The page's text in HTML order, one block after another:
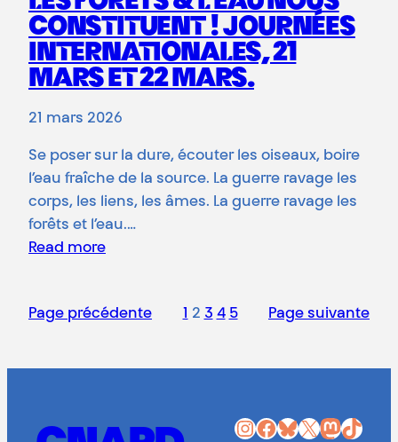
CONSTITUENT ! JOURNÉES
INTERNATIONALES, 21
MARS ET 22 MARS.
21 mars 2026
Se poser sur la dure, écouter les oiseaux, boire
l’eau fraîche de la source. La guerre ravage les
corps, les liens, les âmes. La guerre ravage les
forêts et l’eau.…
Read more
Page précédente 1 2 3 4 5 Page suivante
InstagramFacebook Bluesky X Mastodon TikTok